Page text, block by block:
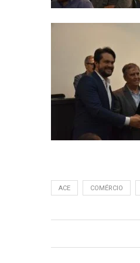
ACE COMÉRCIO